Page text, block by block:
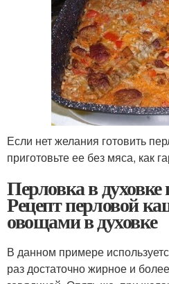
Если нет желания готовить
приготовьте ее без мяса, как
Перловка в
Рецепт перловой
овощами в духовке
В данном примере
раз достаточно жирное и